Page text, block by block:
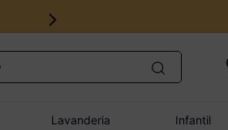
Lavanderia Infantil